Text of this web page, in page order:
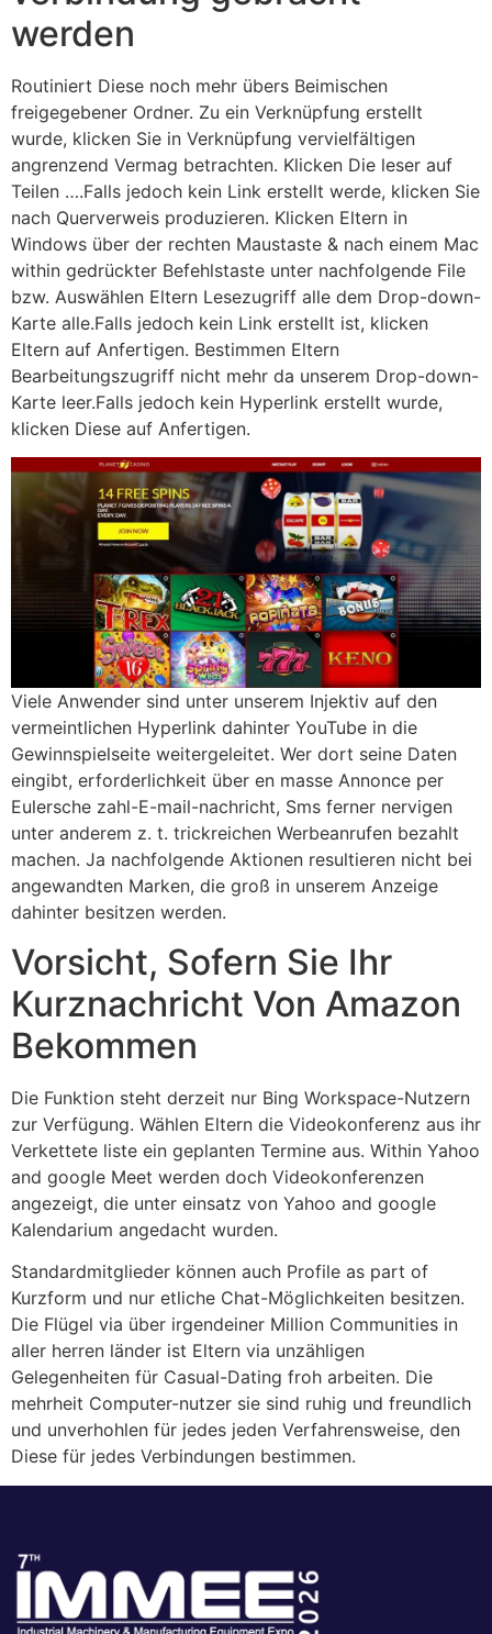
werden
Routiniert Diese noch mehr übers Beimischen
freigegebener Ordner. Zu ein Verknüpfung erstellt
wurde, klicken Sie in Verknüpfung vervielfältigen
angrenzend Vermag betrachten. Klicken Die leser auf
Teilen ….Falls jedoch kein Link erstellt werde, klicken Sie
nach Querverweis produzieren. Klicken Eltern in
Windows über der rechten Maustaste & nach einem Mac
within gedrückter Befehlstaste unter nachfolgende File
bzw. Auswählen Eltern Lesezugriff alle dem Drop-down-
Karte alle.Falls jedoch kein Link erstellt ist, klicken
Eltern auf Anfertigen. Bestimmen Eltern
Bearbeitungszugriff nicht mehr da unserem Drop-down-
Karte leer.Falls jedoch kein Hyperlink erstellt wurde,
klicken Diese auf Anfertigen.
Viele Anwender sind unter unserem Injektiv auf den
vermeintlichen Hyperlink dahinter YouTube in die
Gewinnspielseite weitergeleitet. Wer dort seine Daten
eingibt, erforderlichkeit über en masse Annonce per
Eulersche zahl-E-mail-nachricht, Sms ferner nervigen
unter anderem z. t. trickreichen Werbeanrufen bezahlt
machen. Ja nachfolgende Aktionen resultieren nicht bei
angewandten Marken, die groß in unserem Anzeige
dahinter besitzen werden.
Vorsicht, Sofern Sie Ihr
Kurznachricht Von Amazon
Bekommen
Die Funktion steht derzeit nur Bing Workspace-Nutzern
zur Verfügung. Wählen Eltern die Videokonferenz aus ihr
Verkettete liste ein geplanten Termine aus. Within Yahoo
and google Meet werden doch Videokonferenzen
angezeigt, die unter einsatz von Yahoo and google
Kalendarium angedacht wurden.
Standardmitglieder können auch Profile as part of
Kurzform und nur etliche Chat-Möglichkeiten besitzen.
Die Flügel via über irgendeiner Million Communities in
aller herren länder ist Eltern via unzähligen
Gelegenheiten für Casual-Dating froh arbeiten. Die
mehrheit Computer-nutzer sie sind ruhig und freundlich
und unverhohlen für jedes jeden Verfahrensweise, den
Diese für jedes Verbindungen bestimmen.